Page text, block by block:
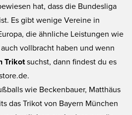
hat, dass die Bundesliga
Es gibt wenige Vereine in
die ähnliche Leistungen wie
vollbracht haben und wenn
Trikot suchst, dann findest du es
wie Beckenbauer, Matthäus
das Trikot von Bayern München